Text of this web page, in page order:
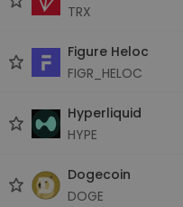
TRX
Figure Heloc
FIGR_HELOC
Hyperliquid
HYPE
Dogecoin
DOGE